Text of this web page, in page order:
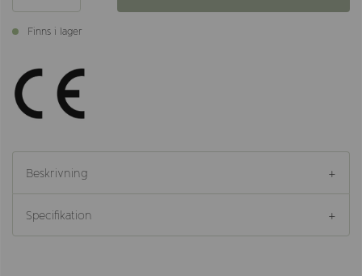
Finns i lager
Beskrivning
Specifikation